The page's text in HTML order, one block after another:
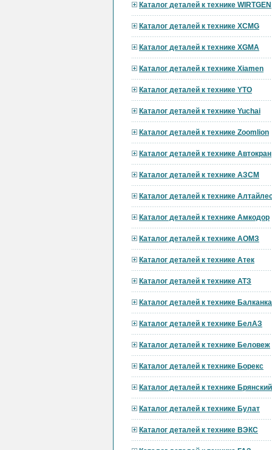
Каталог деталей к технике WIRTGEN
Каталог деталей к технике XCMG
Каталог деталей к технике XGMA
Каталог деталей к технике Xiamen
Каталог деталей к технике YTO
Каталог деталей к технике Yuchai
Каталог деталей к технике Zoomlion
Каталог деталей к технике Автокран
Каталог деталей к технике АЗСМ
Каталог деталей к технике
Каталог деталей к технике Амкодор
Каталог деталей к технике АОМЗ
Каталог деталей к технике Атек
Каталог деталей к технике АТЗ
Каталог деталей к технике
Каталог деталей к технике БелАЗ
Каталог деталей к технике Беловеж
Каталог деталей к технике Борекс
Каталог деталей к технике
Каталог деталей к технике Булат
Каталог деталей к технике ВЭКС